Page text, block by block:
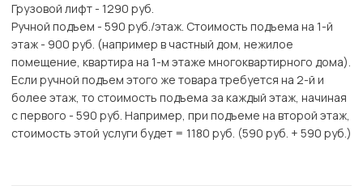
Грузовой лифт - 1290 руб.
Ручной подъем - 590 руб./этаж. Стоимость подъема на 1-й
этаж - 900 руб. (например в частный дом, нежилое
помещение, квартира на 1-м этаже многоквартирного дома).
Если ручной подъем этого же товара требуется на 2-й и
более этаж, то стоимость подъема за каждый этаж, начиная
с первого - 590 руб. Например, при подъеме на второй этаж,
стоимость этой услуги будет = 1180 руб. (590 руб. + 590 руб.)